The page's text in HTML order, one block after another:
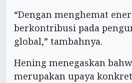
“Dengan menghemat
berkontribusi pada
global,” tambahnya.
Hening menegaskan
merupakan upaya